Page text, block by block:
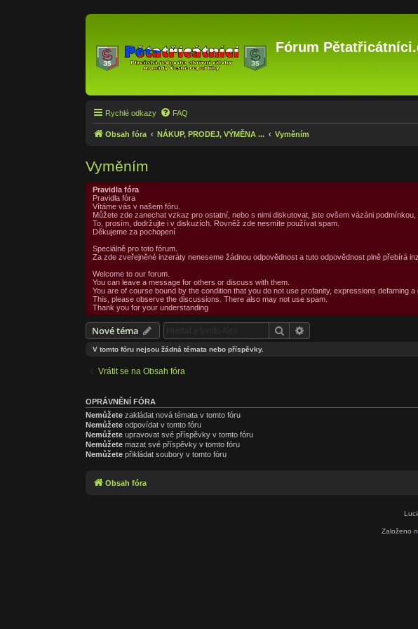
Fórum
Rychlé odkazy FAQ
Obsah fóra NÁKUP, PRODEJ, VÝMĚNA ... Vyměním
Vyměním
Pravidla fóra
Pravidla fóra
Vítáme vás v našem fóru.
Můžete zde zanechat vzkaz pro ostatní, nebo s nimi diskutovat, jste ovšem vázáni
To, prosím, dodržujte i v diskuzích. Rovněž zde nesmíte používat spam.
Děkujeme za pochopení
Speciálně pro toto fórum.
Za zde zveřejněné inzeráty neneseme žádnou odpovědnost a tuto odpovědnost plně přebírá
Welcome to our forum.
You can leave a message for others or discuss with them.
You are of course bound by the condition that you do not use profanity, expressions defaming a
This, please observe the discussions. There also may not use spam.
Thank you for your understanding
Nové téma Hledat
V tomto fóru nejsou žádná témata nebo příspěvky.
Vrátit se na Obsah fóra
OPRÁVNĚNÍ FÓRA
Nemůžete zakládat nová témata v tomto fóru
Nemůžete odpovídat v tomto fóru
Nemůžete upravovat své příspěvky v tomto fóru
Nemůžete mazat své příspěvky v tomto fóru
Nemůžete přikládat soubory v tomto fóru
Obsah fóra
Založeno